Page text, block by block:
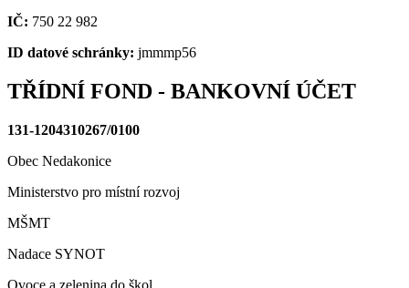
IČ: 750 22 982
ID datové schránky: jmmmp56
TŘÍDNÍ FOND - BANKOVNÍ ÚČET
131-1204310267/0100
Obec Nedakonice
Ministerstvo pro místní rozvoj
MŠMT
Nadace SYNOT
Ovoce a zelenina do škol